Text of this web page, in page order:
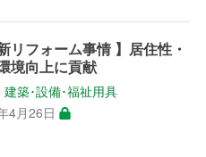
リフォーム事情 】居住性・
境向上に貢献
建築･設備･福祉用具
4月26日